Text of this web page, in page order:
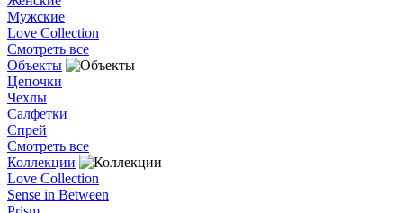
Мужские
Love Collection
Смотреть все
Объекты
Цепочки
Чехлы
Салфетки
Спрей
Смотреть все
Коллекции
Love Collection
Sense in Between